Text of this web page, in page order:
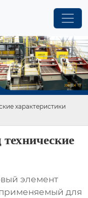
характеристики
элемент
для